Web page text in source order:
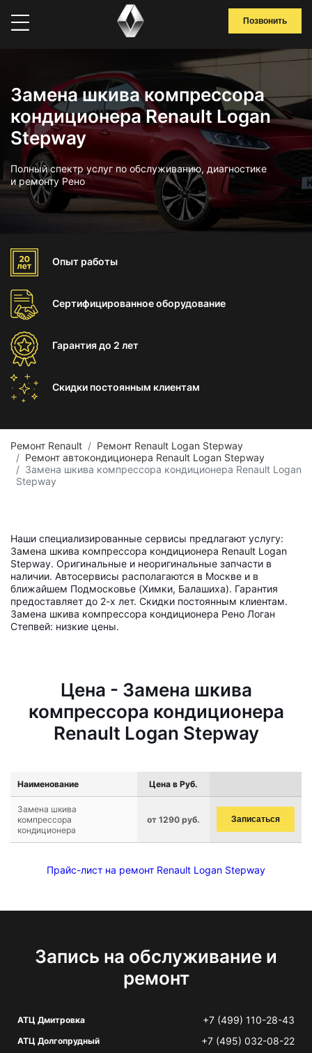
Позвонить
Замена шкива компрессора
кондиционера Renault Logan
Stepway
Полный спектр услуг по обслуживанию, диагностике
и ремонту Рено
Опыт работы
Сертифицированноеоборудование
Гарантиядо 2 лет
Скидки постоянным клиентам
Ремонт Renault
Ремонт Renault Logan Stepway
Ремонт автокондиционера Renault Logan Stepway
Замена шкива компрессора кондиционера Renault Logan
Stepway
Наши специализированные сервисы предлагают услугу:
Замена шкива компрессора кондиционера Renault Logan
Stepway. Оригинальные и неоригинальные запчасти в
наличии. Автосервисы располагаются в Москве и в
ближайшем Подмосковье (Химки, Балашиха). Гарантия
предоставляет до 2-х лет. Скидки постоянным клиентам.
Замена шкива компрессора кондиционера Рено Логан
Степвей: низкие цены.
Цена - Замена шкива
компрессора кондиционера
Renault Logan Stepway
Наименование Цена в Руб.
Замена шкива
компрессора
кондиционера
от 1290 руб. Записаться
Прайс-лист на ремонт Renault Logan Stepway
Запись на обслуживание и
ремонт
АТЦ Дмитровка +7 (499) 110-28-43
АТЦ Долгопрудный +7 (495) 032-08-22